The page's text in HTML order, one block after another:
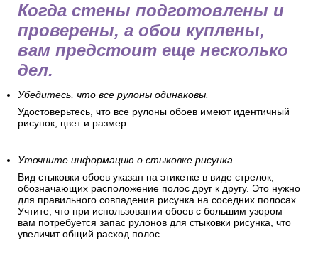
Когда стены подготовлены и
проверены, а обои куплены,
вам предстоит еще несколько
дел.
Убедитесь, что все рулоны одинаковы.
Удостоверьтесь, что все рулоны обоев имеют идентичный
рисунок, цвет и размер.
Уточните информацию о стыковке рисунка.
Вид стыковки обоев указан на этикетке в виде стрелок,
обозначающих расположение полос друг к другу. Это нужно
для правильного совпадения рисунка на соседних полосах.
Учтите, что при использовании обоев с большим узором
вам потребуется запас рулонов для стыковки рисунка, что
увеличит общий расход полос.